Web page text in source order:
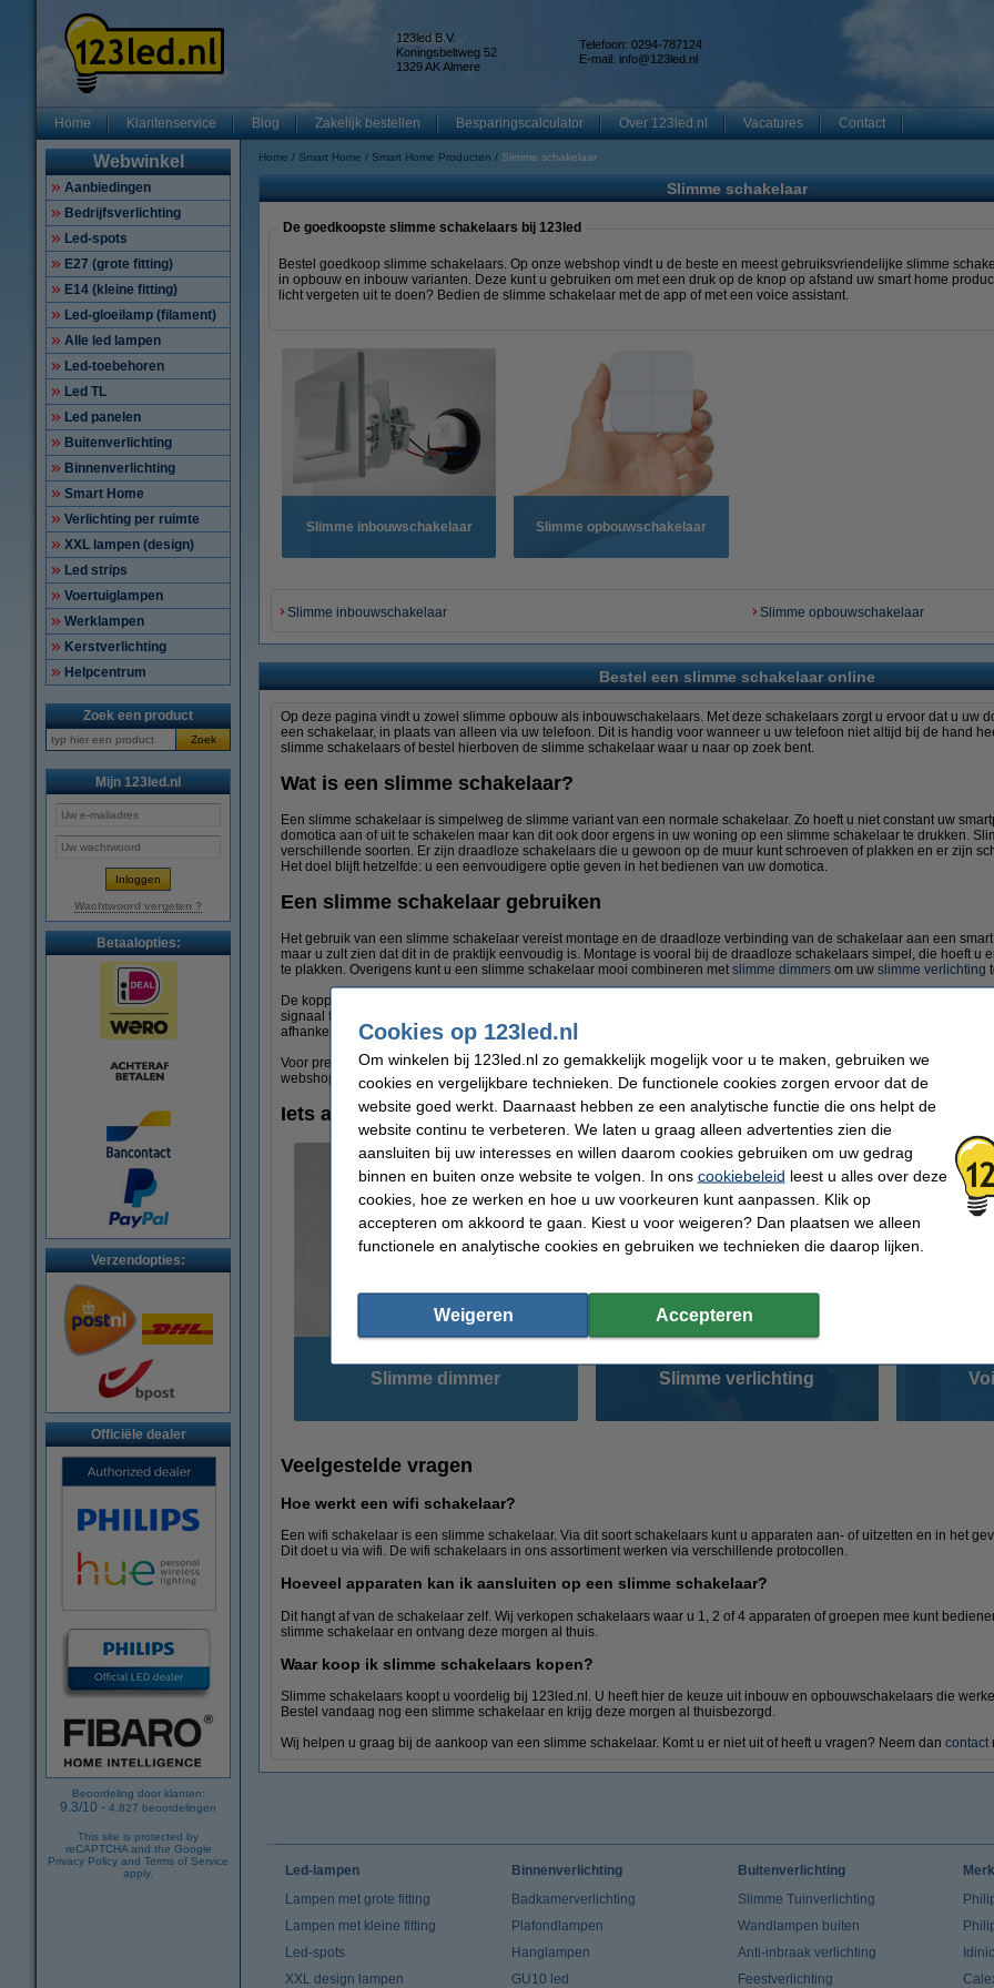
123led B.V.
Koningsbeltweg 52
1329 AK Almere
Telefoon: 0294-787124
E-mail: info@123led.nl
Home Klantenservice Blog Zakelijk bestellen Besparingscalculator Over 123led.nl Vacatures Contact
Webwinkel
Aanbiedingen
Bedrijfsverlichting
Led-spots
E27 (grote fitting)
E14 (kleine fitting)
Led-gloeilamp (filament)
Alle led lampen
Led-toebehoren
Led TL
Led panelen
Buitenverlichting
Binnenverlichting
Smart Home
Verlichting per ruimte
XXL lampen (design)
Led strips
Voertuiglampen
Werklampen
Kerstverlichting
Helpcentrum
Zoek een product
Zoek
Mijn 123led.nl
Wachtwoord vergeten ?
Betaalopties:
Verzendopties:
Officiële dealer
Beoordeling door klanten:
9.3/10 - 4.827 beoordelingen
This site is protected by
reCAPTCHA and the Google
Privacy Policy and Terms of Service
apply.
Home Smart Home Smart Home Producten Slimme schakelaar
Slimme schakelaar
De goedkoopste slimme schakelaars bij 123led
Bestel goedkoop slimme schakelaars. Op onze webshop vindt u de beste en meest gebruiksvriendelijke slimme
in opbouw en inbouw varianten. Deze kunt u gebruiken om met een druk op de knop op afstand uw smart home
licht vergeten uit te doen? Bedien de slimme schakelaar met de app of met een voice assistant.
Slimme inbouwschakelaar Slimme opbouwschakelaar
Slimme inbouwschakelaar Slimme opbouwschakelaar
Bestel een slimme schakelaar online
Op deze pagina vindt u zowel slimme opbouw als inbouwschakelaars. Met deze schakelaars zorgt u ervoor dat u uw
een schakelaar, in plaats van alleen via uw telefoon. Dit is handig voor wanneer u uw telefoon niet altijd bij de hand
slimme schakelaars of bestel hierboven de slimme schakelaar waar u naar op zoek bent.
Wat is een slimme schakelaar?
Een slimme schakelaar is simpelweg de slimme variant van een normale schakelaar. Zo hoeft u niet constant uw
domotica aan of uit te schakelen maar kan dit ook door ergens in uw woning op een slimme schakelaar te drukken.
verschillende soorten. Er zijn draadloze schakelaars die u gewoon op de muur kunt schroeven of plakken en er zijn
Het doel blijft hetzelfde: u een eenvoudigere optie geven in het bedienen van uw domotica.
Een slimme schakelaar gebruiken
Het gebruik van een slimme schakelaar vereist montage en de draadloze verbinding van de schakelaar aan een
maar u zult zien dat dit in de praktijk eenvoudig is. Montage is vooral bij de draadloze schakelaars simpel, die hoeft u
te plakken. Overigens kunt u een slimme schakelaar mooi combineren met slimme dimmers om uw slimme verlichting
De koppelingsprocedure verschilt per slimme schakelaar maar bestaat meestal uit het voor enkele seconden
signaal te sturen naar uw domotica netwerk. Let wel, niet alle apparaten kunnen aan een slimme schakelaar
afhankelijk van het protocol en/of een apparaat dat u met de schakelaar wilt bedienen draadloze ondersteuning biedt.
Voor precieze instructies en compatibiliteit verwijzen wij u graag naar de installatie- en gebruikshandleidingen van de
webshop te vinden bij de specificaties van elk product.
Iets anders nodig? Mogelijk ook interessant:
Slimme dimmer Slimme verlichting
Veelgestelde vragen
Hoe werkt een wifi schakelaar?
Een wifi schakelaar is een slimme schakelaar. Via dit soort schakelaars kunt u apparaten aan- of uitzetten en in het
Dit doet u via wifi. De wifi schakelaars in ons assortiment werken via verschillende protocollen.
Hoeveel apparaten kan ik aansluiten op een slimme schakelaar?
Dit hangt af van de schakelaar zelf. Wij verkopen schakelaars waar u 1, 2 of 4 apparaten of groepen mee kunt
slimme schakelaar en ontvang deze morgen al thuis.
Waar koop ik slimme schakelaars kopen?
Slimme schakelaars koopt u voordelig bij 123led.nl. U heeft hier de keuze uit inbouw en opbouwschakelaars die
Bestel vandaag nog een slimme schakelaar en krijg deze morgen al thuisbezorgd.
Wij helpen u graag bij de aankoop van een slimme schakelaar. Komt u er niet uit of heeft u vragen? Neem dan contact
Led-lampen
Lampen met grote fitting
Lampen met kleine fitting
Led-spots
XXL design lampen
Binnenverlichting
Badkamerverlichting
Plafondlampen
Hanglampen
GU10 led
Buitenverlichting
Slimme Tuinverlichting
Wandlampen buiten
Anti-inbraak verlichting
Feestverlichting
Cookies op 123led.nl
Om winkelen bij 123led.nl zo gemakkelijk mogelijk voor u te maken, gebruiken we
cookies en vergelijkbare technieken. De functionele cookies zorgen ervoor dat de
website goed werkt. Daarnaast hebben ze een analytische functie die ons helpt de
website continu te verbeteren. We laten u graag alleen advertenties zien die
aansluiten bij uw interesses en willen daarom cookies gebruiken om uw gedrag
binnen en buiten onze website te volgen. In ons cookiebeleid leest u alles over deze
cookies, hoe ze werken en hoe u uw voorkeuren kunt aanpassen. Klik op
accepteren om akkoord te gaan. Kiest u voor weigeren? Dan plaatsen we alleen
functionele en analytische cookies en gebruiken we technieken die daarop lijken.
Weigeren Accepteren